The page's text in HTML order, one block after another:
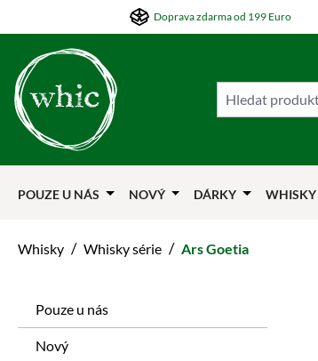
na hlavní obsah
Přejít na hlavní navigaciDoprava zdarma od 199 Euro
POUZE U NÁS NOVÝ DÁRKY WHISKY
Whisky / Whisky série / Ars Goetia
Pouze u nás
Nový